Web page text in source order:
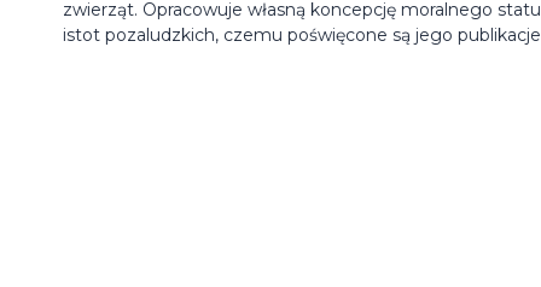
zwierząt. Opracowuje własną koncepcję moralnego
istot pozaludzkich, czemu poświęcone są jego